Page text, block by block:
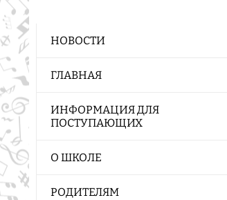
НОВОСТИ
ГЛАВНАЯ
ИНФОРМАЦИЯ ДЛЯ
ПОСТУПАЮЩИХ
О ШКОЛЕ
РОДИТЕЛЯМ